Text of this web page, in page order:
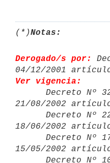
(*)Notas:
Derogado/s por:
04/12/2001
Ver vigencia:
21/08/2002
18/06/2002
15/05/2002